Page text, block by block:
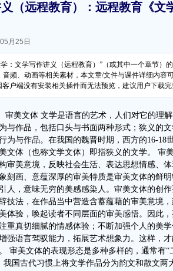
（远程教育）：远程教育《文
月25日
：文学写作讲义（远程教育）”（或其中一个章节）
频、动画等相关素材，本文章/文件与课件详细内容
户端没有安装相关插件而无法预览，建议用户下载完
灭在那里。 他已经在苦恼里长眠。 紧随着他，另一个天才 象风暴之间驰过我们面前， 啊，我们心灵的另一个主宰。 他去了，使自由在悲泣中！ 他把自己的桂冠留给世上。 （2）哀歌。哀歌则是一种表现哀伤情绪的诗歌，涉及的内容较为广博，哀歌传达的不仅仅是悲戚苦痛的情绪体验，还以其悲壮的“力”之美催人振奋，催人进取。 一月的哀思 ——献给敬爱的周总理 李瑛 一 我不相信 一九七六年的日历， 会埋着个这样苍白的日子； 我不相信 死亡竟敢和他的生命， 连在一起； 我不相信 迎风招展的红旗， 会覆盖他的身躯： 我只相信 即使把他交给火， 也不会垂下辛勤的双臂。 但，千山默哀， 万水波息， 微茫里，却传来 无尽的哀乐， 哽咽的汽笛。 声音， 这样悲切， 却又这样有力， ——似飓风掠过大海， ——似冷雨抽打大地。 报纸，披着黑纱， 电波，浸着泪滴； 每盏灯，都象红肿的眼睛， 每颗心，都在哀悼伟大的战士： 回来吧，总理， 我们敬爱的周总理！ 人民，怎能没有你！ 革命，怎能没有你！ 且忍住裂心的剧痛， 一任那泪眼迷离。 我要做一只小小的花圈， 献给敬爱的周总理。 但是，该把它放在何处？ 几十年，你走遍大地， 偌大的国土呵， 哪里能容下它， 和我这一点赤诚的心意？ 呵，今天， 追念你——会受迫害， 哀悼你——将遭通缉， 我这小小的花圈呀， 只能把它悄悄地放在 我的并不宽敞的家里， 放在你的遗像前， 我想，这就是—— 放在长天漠漠的风雪中， 放在黄河不息的涛声里； 放在旗飞鼓响的战场， 放在万木吐绿的大地…… 并且，我要写一首诗， 暂埋进这冰封雪覆的土地， 待明天，春满人间， 我坚信，它会萌生， 迎着阳光， 长出绿油油、绿油油的 美丽的叶子…… 这是《一月的哀思》的第一节，全诗可以在课件中找到。 （3）情歌。情歌，又叫恋歌，是吟咏男女爱情的诗歌。 蒹葭（诗经·秦风） 蒹葭苍苍，白露为霜。所谓伊人，在水一方。? 溯洄从之，道阻且长。溯游从之，宛在水中央。? 蒹葭萋萋，白露未晰。所谓伊人，在水之湄。? 溯洄从之，道阻且跻。溯游从之，宛在水中坻。? 蒹葭采采，白露未已。所谓伊人，在水之泗。? 溯洄从之，道阻且右。溯游从之，宛在水中址。 （4）田园诗和山水诗。田园诗和山水诗属于借景抒情或寓情于景的作品。诗人借描绘客观景色，抒写主观情致，表达内心感受，寄寓遐想思考。 归园田居 陶渊明 少无适俗韵， 性本爱丘山。 误落尘网中， 一去三十年。 羁鸟恋旧林， 池鱼思故渊。 开荒南野际， 守拙归园田。 方宅十余亩， 草屋八九间。 榆柳荫后檐， 桃李罗堂前。 暧暧远人村， 依依墟里烟。 狗吠深巷中， 鸡鸣桑树颠。 户庭无尘杂， 虚室有余闲。 久在樊笼中， 复得返自然。 （5）讽刺诗。讽刺诗是通过运用夸张、变形、荒诞、怪异等艺术手法暴露、揭批社会丑陋现象，对之进行辛辣的嘲讽和鞭挞，以达到惩恶扬善的目的。 跳蚤之歌 歌德 从前有一位国王， 他有一只大跳蚤， 他对它宠爱非常， 比太子不差分毫。 他传见裁缝师傅， 裁缝来到了官里： “给公子量量衣服， 再给他量量裤子！” 公子于是换新装， 穿上锦缎和丝绒， 绶带飘在衣服上， 十字勋章多光荣， 立即就任宰相位， 佩上星形大勋章。 他的弟兄和姐妹， 也在朝中受封赏。 朝中公卿和贵妇， 无不深深受侵扰， 甚至王后和宫女， 也要被叮又被咬， 他们不敢掐死它， 浑身发痒不去搔， 我们可要掐死它， 如有一只来叮咬。 2、叙事诗 叙事诗是一种用诗歌的形式刻画人物、描述事件的叙事性作品。情节跳跃较大，内容相对集中，情事交融，以情感人。有英雄歌谣、史诗、寓言诗、童话诗、诗剧、故事诗等样式。 （1）英雄歌谣、史诗都是古老的叙事诗。 如蒙古的《格萨尔王传》、古希腊的荷马史诗。 （2）寓言诗、童话诗、诗剧。 如阮章竞的童话诗《金色的海螺》、歌德的诗剧《浮士德》。 （3）故事诗。 如如普希金童话诗《渔夫与金鱼的故事》、李季的《王贵与李香香》等。 （二）根据诗歌表现形式的不同，可以分为旧体诗、新体诗和民歌。 1、旧体诗 旧体诗是相对于“五四”后的新体诗而言的，是我国古典诗词的通称，包括古风体、乐府诗、格律诗（律诗、绝句、词、曲）。 （1）古风体。古风体不受格律限制，每首句数不定，每句字数也不定，同一首诗则句有定数。一般地，根据每一诗句字数的多少又可分为四言、五言、七言和歌等几种。 古风（十九） 李白 西上莲花山，迢迢见明星。 素手把芙蓉，虚步蹑太清。 霓裳曳广带，飘拂升天行。 邀我登云台，高揖卫叔卿。 恍恍与之去，驾鸿凌紫冥。 俯视洛阳川，茫茫走胡兵。 流血涂野草，豺狼尽冠缨。 （2）乐府。“乐府”原指音乐机关，其职责之一是采集民间歌辞，配之以乐。后代将乐府所唱的诗歌也直接称作“乐府”，乐府便由机关名称变为带有音乐性的诗体的名称。乐府诗长短随意，句无定字，整散不拘，具有口语特色。 春江花月夜 张若虚 春江潮水连海平， 海上明月共潮生。 滟滟随波千万里， 何处春江无月明！ 江流宛转绕芳甸， 月照花林皆似霰； 空里流霜不觉飞， 汀上白沙看不见。 江天一色无纤尘， 皎皎空中孤月轮。 江畔何人初见月？ 江月何年初照人？ 人生代代无穷已， 江月年年只相似。 不知江月待何人， 但见长江送流水。 白云一片去悠悠， 青枫浦上不胜愁。 谁家今夜扁舟子？ 何处相思明月楼？ 可怜楼上月徘徊， 应照离人妆镜台。 玉户帘中卷不去， 捣衣砧上拂还来。 此时相望不相闻， 愿逐月华流照君。 鸿雁长飞光不度， 鱼龙潜跃水成文。 昨夜闲潭梦落花， 可怜春半不还家。 江水流春去欲尽， 江潭落月复西斜。 斜月沉沉藏海雾， 碣石潇湘无限路。 不知乘月几人归， 落月摇情满江树。 （此诗为乐府旧题） （3）格律诗。格律诗是一种具有固定格式和严格韵律的诗体。“律”，是声律、音律之意，主要指形式排偶、声调和谐的法则及整齐化、音乐化的规格。格律诗不仅篇有定句、句有定字、字有定声，而且在平仄、对仗、押韵、拈连等方面均有讲究，即使变化，也要遵循一定的规则。主要有律诗、绝句、词、曲几种形式。律诗始于南北朝，成于唐初，有五言律诗、七言律诗、排律（长律）之分。 春望 杜甫 国破山河在，城春草木深。 感时花溅泪，恨别鸟惊心。 烽火连三月，家书抵万金。 白头搔更短，浑欲不胜簪。 2、 新诗 新诗是相对于旧体诗而言的，是我国“五四”以来用白话文创作的诗歌的总称，在节段、诗行、字数、韵律等方面都较为自由灵活。新诗包括新格律诗、自由体诗、散文诗等。 甘蔗林——青纱帐 郭小川 南方的甘蔗林哪，南方的甘蔗林！ 你为什么这样香甜，又为什么那样严峻？ 北方的青纱帐啊，北方的青纱帐！ 你为什么那样遥远，又为什么这样亲近？ 我们的青纱帐哟，跟甘蔗林一样地布满浓阴， 那随风摆动的长叶啊，也一样地鸣奏嘹亮的琴音； 我们的青纱帐哟，跟甘蔗林一样地脉脉情深， 那载着阳光的露珠啊，也一样地照亮大地的清晨。 肃杀的秋天毕竟过去了，繁华的夏日已经来临， 这香甜的甘蔗林哟，哪还有青纱帐里的艰辛！ 时光象泉水一般涌啊，生活象海浪一般推进， 那遥远的青纱帐哟，哪曾有甘蔗林的芳芬！ 我年轻时代的战友啊，青纱帐里的亲人！ 让我们到甘蔗林集合吧，重新会会昔日的风云； 我战争中的伙伴啊，一起在北方长大的弟兄们！ 让我们到青纱帐去吧，喝令时间退回我们的青春。 可记得？我们曾经有过一个伟大的发现： 住在青纱帐里，高粱秸比甘蔗还要香甜； 可记得？我们曾经有过一个大胆的判断： 无论上海或北京，都不如这高粱地更叫人留恋。 可记得？我们曾经有过一种有趣的梦幻： 革命胜利以后，我们一道捋着白须、游遍江南； 可记得？我们曾经有过一点渺小的心愿： 到了社会主义时代，狠狠心每天抽它三支香烟。 可记得？我们曾经有过一个坚定的信念： 即使死了化为粪土，也能叫高粱长得杆粗粒圆； 可记得？我们曾经有过一次细致的计算： 只要青纱帐不倒，共产主义肯定要在下代实现。 可记得？在分别时，我们定过这样的方案： 将来，哪里有严重的困难，我们就在哪里见面； 可记得？在胜利时，我们发过这样的誓言： 往后，生活不管甜苦，永远也不忘记昨天和明天。 我年青时代的战友啊，青纱帐里的亲人！ 我们有的当了厂长、学者，有的作了编辑、将军， 能来甘蔗林里聚会吗？——不能又有什么要紧！ 我知道，你们有能力驾驭任何险恶的风云。 我战争中的伙伴啊，一起在北方长大的弟兄们！ 你们有的当了工人、教授，有的作了书记、农民， 能回到青纱帐去吗？——生活已经全新， 我知道，你们有勇气唤回自己的战斗的青春。 南方的甘蔗林哪，南方的甘蔗林！ 你为什么这样香甜，又为什么那样严峻？ 北方的青纱帐啊，北方的青纱帐！ 你为什么那样遥远，又为什么这样亲近？ （1）新格律诗，是对旧格律诗革新后创作的一种新的诗歌体式。它承袭了旧格律诗的句式，但不再有严格的平仄要求。 再别康桥 徐志摩 轻轻的我走了， 正如我轻轻的来； 我轻轻的招手， 作别西天的云彩。 那河畔的金柳 是夕阳中的新娘； 波光里的艳影， 在我的心头荡漾。 软泥上的青荇， 油油的在水底招摇； 在康河的柔波里， 我甘心做一条水草！ 那榆荫下的一潭， 不是清泉，是天上虹 揉碎在浮藻间， 沉淀着彩虹似的梦。 寻梦？撑一支长篙， 向青草更青处漫溯， 满载一船星辉， 在星辉斑斓里放歌。 但我不能放歌， 悄悄是别离的笙箫； 夏虫也为我沉默， 沉默是今晚的康桥！ 悄悄的我走了， 正如我悄悄的来； 我挥一挥衣袖， 不带走一片云彩。 （2）自由体诗完全突破了旧体诗的种种限制，字数、句数不定，形式不拘，长短不一，错落有致，适于充分畅达地抒发现代人的情思。 黎明的通知 艾青 为了我的祈愿 诗人啊，你起来吧 而且请你告诉他们给太阳 早晨，我从睡眠中醒来， 看见你的光辉就高兴； ——虽然昨夜我还是困倦， 而且被无数的恶梦纠缠。 你新鲜、温柔、明洁的光辉， 照在我久未打开的窗上， 把窗纸敷上浅黄如花粉的颜色， 嵌在浅蓝而整齐的格影里， 我心里充满感激，从床上起来， 打开已关了一个冬季的窗门， 让你把全金丝织的明丽的台巾， 铺展在我临窗的桌子上。 于是，我惊喜看见你： 这样的真实，不容许怀疑， 你站立在对面的山巅， 而且笑得那么明朗。 我用力睁开眼睛看你， 渴望能捕捉你的形象， 多么强烈，多么恍惚，多么庄严！ 你的光芒刺痛我的瞳孔。 太阳啊，你这不朽的哲人， 你把快乐带给人间， 即使最不幸的看见你， 也在心里感受你的安慰。 你是时间的锻冶工， 美好的生活镀金匠； 你把日子铸成无数金轮， 飞旋在古老的荒原上…… 假如没有你，太阳， 一切生命将匍匐在阴暗里， 即使有翅膀，也只能像蝙蝠 在永恒的黑夜里飞翔。 我爱你像人们爱他们的母亲， 你用光热哺育我的观念和思想—— 使我热情地生活，为理想而痛苦， 直到我的生命被死亡带走。 经历了